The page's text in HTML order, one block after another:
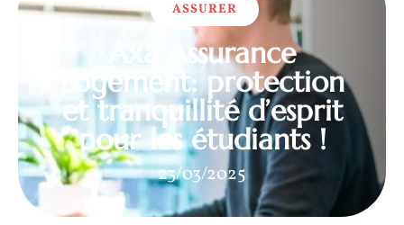
ASSURER
Axa Assurance
Logement: protection
et tranquillité d’esprit
pour les étudiants !
23/03/2025